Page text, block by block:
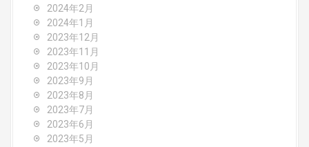
2024年2月
2024年1月
2023年12月
2023年11月
2023年10月
2023年9月
2023年8月
2023年7月
2023年6月
2023年5月